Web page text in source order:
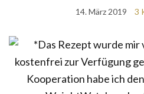
14. März 2019 3